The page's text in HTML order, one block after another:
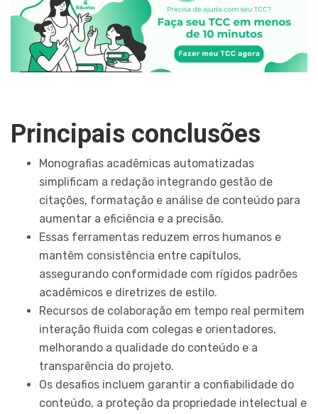
Principais conclusões
Monografias acadêmicas automatizadas
simplificam a redação integrando gestão de
citações, formatação e análise de conteúdo para
aumentar a eficiência e a precisão.
Essas ferramentas reduzem erros humanos e
mantêm consistência entre capítulos,
assegurando conformidade com rígidos padrões
acadêmicos e diretrizes de estilo.
Recursos de colaboração em tempo real permitem
interação fluida com colegas e orientadores,
melhorando a qualidade do conteúdo e a
transparência do projeto.
Os desafios incluem garantir a confiabilidade do
conteúdo, a proteção da propriedade intelectual e